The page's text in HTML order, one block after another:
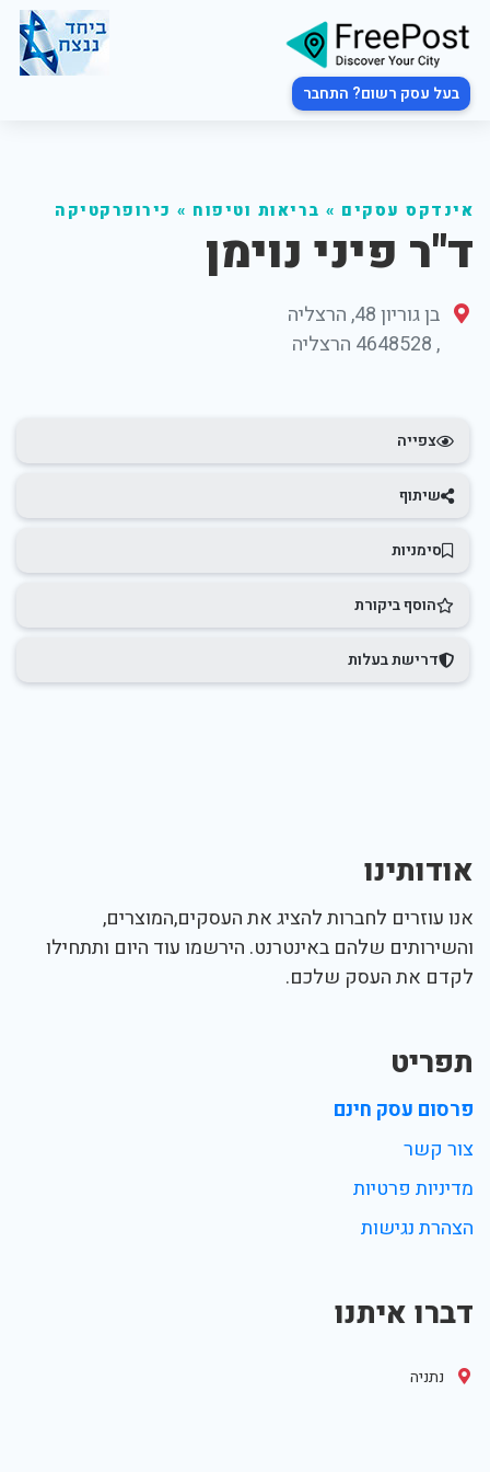
בעל עסק רשום? התחבר
אינדקס עסקים » בריאות וטיפוח » כירופרקטיקה
ד"ר פיני נוימן
בן גוריון 48, הרצליה
,
4648528 הרצליה
צפייה
שיתוף
סימניות
הוסף ביקורת
דרישת בעלות
אודותינו
אנו עוזרים לחברות להציג את העסקים,המוצרים,
והשירותים שלהם באינטרנט. הירשמו עוד היום ותתחילו
לקדם את העסק שלכם.
תפריט
פרסום עסק חינם
צור קשר
מדיניות פרטיות
הצהרת נגישות
דברו איתנו
נתניה